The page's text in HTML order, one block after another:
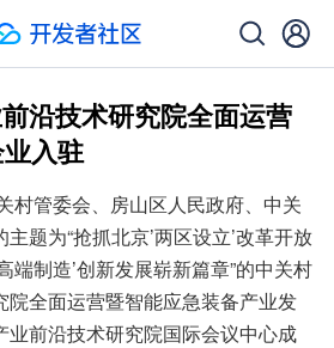
沿技术研究院全面运营
入驻
村管委会、房山区人民政府、中关
题为“抢抓北京’两区设立’改革开放
端制造’创新发展崭新篇章”的中关村
院全面运营暨智能应急装备产业发
业前沿技术研究院国际会议中心成